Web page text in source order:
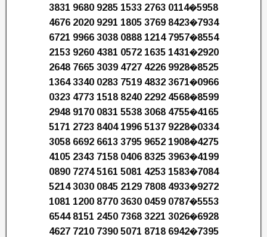
3831 9680 9285 1533 2763 0114�5958
4676 2020 9291 1805 3769 8423�7934
6721 9966 3038 0888 1214 7957�8554
2153 9260 4381 0572 1635 1431�2920
2648 7665 3039 4727 4226 9928�8525
1364 3340 0283 7519 4832 3671�0966
0323 4773 1518 8240 2292 4568�8599
2948 9170 0831 5538 3068 4755�4165
5171 2723 8404 1996 5137 9228�0334
3058 6692 6613 3795 9652 1908�4275
4105 2343 7158 0406 8325 3963�4199
0890 7274 5161 5081 4253 1583�7084
5214 3030 0845 2129 7808 4933�9272
1081 1200 8770 3630 0459 0787�5553
6544 8151 2450 7368 3221 3026�6928
4627 7210 7390 5071 8718 6942�7395